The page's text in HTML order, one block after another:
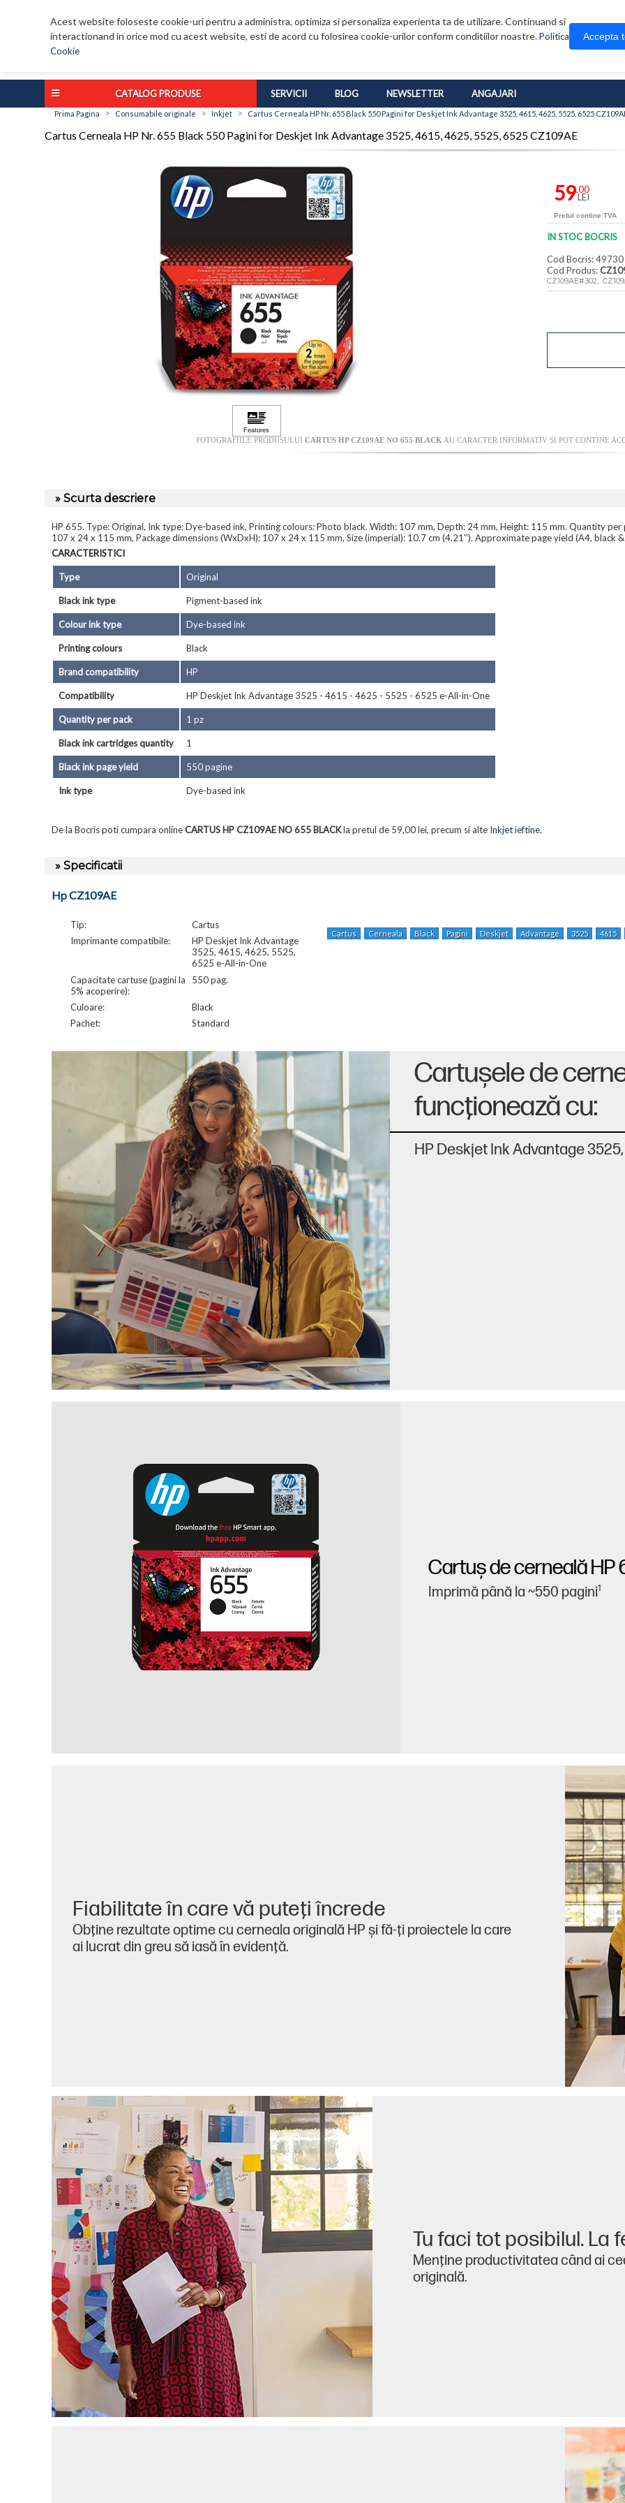
Acest website foloseste cookie-uri pentru a administra, optimiza si personaliza experienta ta de utilizare. Continuand si
interactionand in orice mod cu acest website, esti de acord cu folosirea cookie-urilor conform conditiilor noastre.Politica
Cookie
Accepta
CATALOG PRODUSE SERVICII BLOG NEWSLETTER ANGAJARI
Prima Pagina > Consumabile originale > Inkjet > Cartus Cerneala HP Nr. 655 Black 550 Pagini for Deskjet Ink Advantage 3525, 4615, 4625, 5525, 6525
Cartus Cerneala HP Nr. 655 Black 550 Pagini for Deskjet Ink Advantage 3525, 4615, 4625, 5525, 6525 CZ109AE
59,00
LEI
Pretul contine TVA
IN STOC BOCRIS
Cod Bocris: 49730
Cod Produs:
CZ109AE#302,
FOTOGRAFIILE PRODUSULUI CARTUS HP CZ109AE NO 655 BLACK AU CARACTER INFORMATIV SI POT CONTINE
» Scurta descriere
HP 655. Type: Original, Ink type: Dye-based ink, Printing colours: Photo black. Width: 107 mm, Depth: 24 mm, Height: 115 mm. Quantity
107 x 24 x 115 mm, Package dimensions (WxDxH): 107 x 24 x 115 mm, Size (imperial): 10.7 cm (4.21''). Approximate page yield (A4, black
CARACTERISTICI
Type Original
Black ink type Pigment-based ink
Colour ink type Dye-based ink
Printing colours Black
Brand compatibility HP
Compatibility HP Deskjet Ink Advantage 3525 - 4615 - 4625 - 5525 - 6525 e-All-in-One
Quantity per pack 1 pz
Black ink cartridges quantity 1
Black ink page yield 550 pagine
Ink type Dye-based ink
De la Bocris poti cumpara onlineCARTUS HP CZ109AE NO 655 BLACKla pretul de 59,00 lei, precum si alte Inkjet ieftine.
» Specificatii
Hp CZ109AE
Tip:
Cartus
Imprimante compatibile:
HP Deskjet Ink Advantage
3525, 4615, 4625, 5525,
6525 e-All-in-One
Capacitate cartuse (pagini la
5% acoperire):
550 pag.
Culoare:
Black
Pachet:
Standard
Cartus Cerneala Black Pagini Deskjet Advantage 3525 4615
Cartuşele de
funcţionează cu:
HP Deskjet Ink Advantage
Cartuş de cerneală HP
Imprimă până la ~550 pagini1
Fiabilitate în care vă puteţi încrede
Obţine rezultate optime cu cerneala originală HP şi fă-ţi proiectele la care
ai lucrat din greu să iasă în evidenţă.
Tu faci tot posibilul. La
Menţine productivitatea când ai
originală.